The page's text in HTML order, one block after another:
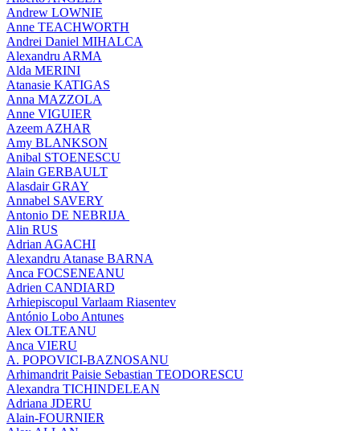
Andrew LOWNIE
Anne TEACHWORTH
Andrei Daniel MIHALCA
Alexandru ARMA
Alda MERINI
Atanasie KATIGAS
Anna MAZZOLA
Anne VIGUIER
Azeem AZHAR
Amy BLANKSON
Anibal STOENESCU
Alain GERBAULT
Alasdair GRAY
Annabel SAVERY
Antonio DE NEBRIJA
Alin RUS
Adrian AGACHI
Alexandru Atanase BARNA
Anca FOCSENEANU
Adrien CANDIARD
Arhiepiscopul Varlaam Riasentev
António Lobo Antunes
Alex OLTEANU
Anca VIERU
A. POPOVICI-BAZNOSANU
Arhimandrit Paisie Sebastian TEODORESCU
Alexandra TICHINDELEAN
Adriana JDERU
Alain-FOURNIER